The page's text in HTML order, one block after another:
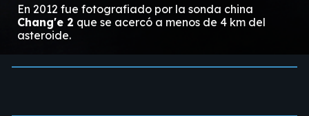
En 2012 fue fotografiado por la sonda china
Chang'e 2 que se acercó a menos de 4 km del
asteroide.